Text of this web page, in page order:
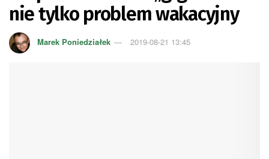
nie tylko problem wakacyjny
Marek Poniedziałek 2019-08-21 13:45